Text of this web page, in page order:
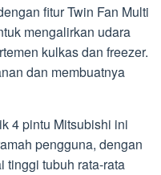
fitur Twin Fan Multi
mengalirkan udara
kulkas dan freezer.
dan membuatnya
4 pintu Mitsubishi ini
pengguna, dengan
tinggi tubuh rata-rata